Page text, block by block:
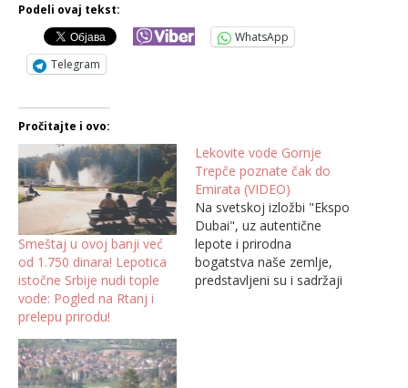
Podeli ovaj tekst:
WhatsApp
Telegram
Pročitajte i ovo:
Smeštaj u ovoj banji već
od 1.750 dinara! Lepotica
istočne Srbije nudi tople
vode: Pogled na Rtanj i
prelepu prirodu!
Lekovite vode Gornje
Trepče poznate čak do
Emirata (VIDEO)
Na svetskoj izložbi "Ekspo
Dubai", uz autentične
lepote i prirodna
bogatstva naše zemlje,
predstavljeni su i sadržaji